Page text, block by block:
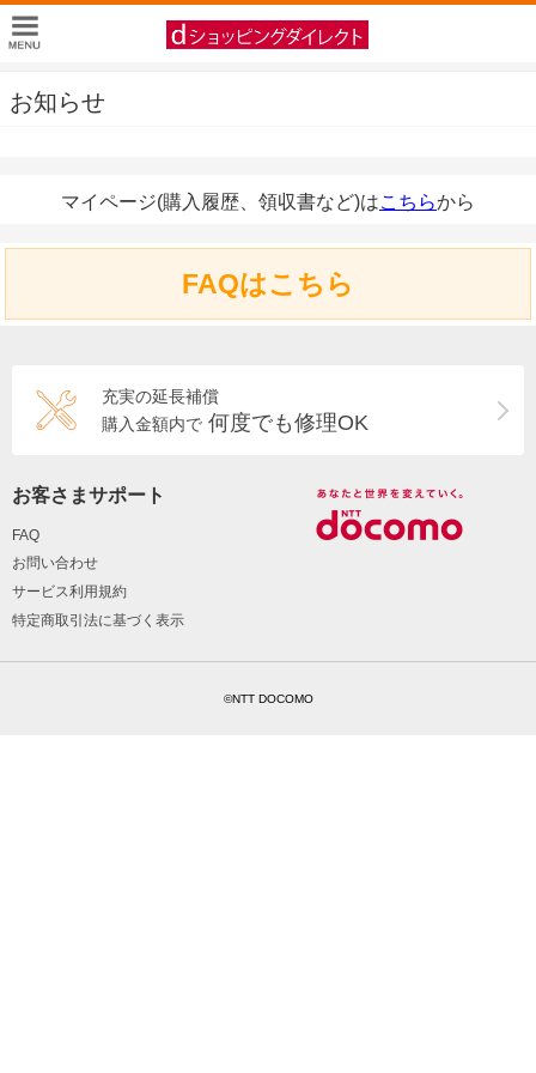
お知らせ
マイページ(購入履歴、領収書など)はこちらから
FAQはこちら
充実の延長補償
購入金額内で 何度でも修理OK
お客さまサポート
FAQ
お問い合わせ
サービス利用規約
特定商取引法に基づく表示
©NTT DOCOMO